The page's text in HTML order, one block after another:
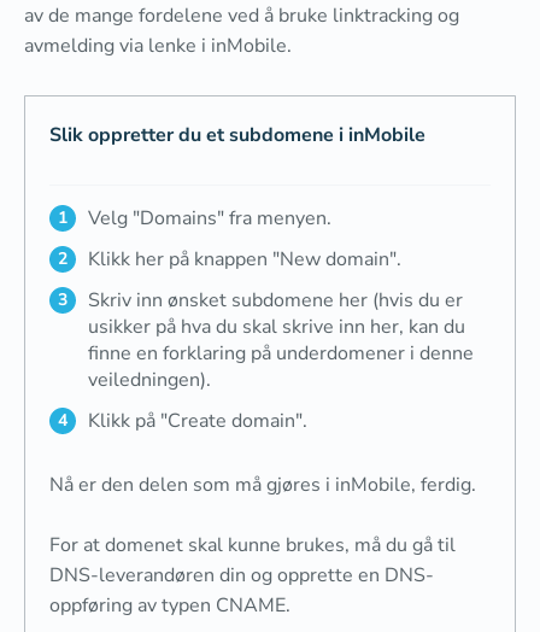
av de mange fordelene ved å bruke linktracking og
avmelding via lenke i inMobile.
Slik oppretter du et subdomene i inMobile
Velg "Domains" fra menyen.
Klikk her på knappen "New domain".
Skriv inn ønsket subdomene her (hvis du er
usikker på hva du skal skrive inn her, kan du
finne en forklaring på underdomener i denne
veiledningen).
Klikk på "Create domain".
Nå er den delen som må gjøres i inMobile, ferdig.
For at domenet skal kunne brukes, må du gå til
DNS-leverandøren din og opprette en DNS-
oppføring av typen CNAME.